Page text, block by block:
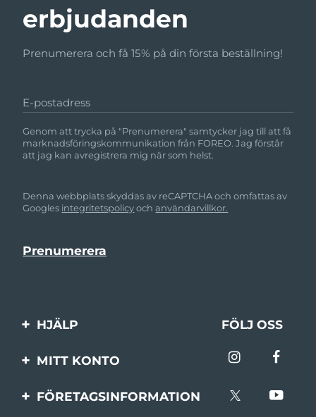
erbjudanden
Prenumerera och få 15% på din första beställning!
E-postadress
Genom att trycka på "Prenumerera" samtycker jag till att få
marknadsföringskommunikation från FOREO. Jag förstår
att jag kan avregistrera mig när som helst.
Denna webbplats skyddas av reCAPTCHA och omfattas av
Googles integritetspolicyochanvändarvillkor.
HJÄLP
Kontakta oss
FÖLJ OSS
MITT KONTO
Produktregistrering
FÖRETAGSINFORMATION